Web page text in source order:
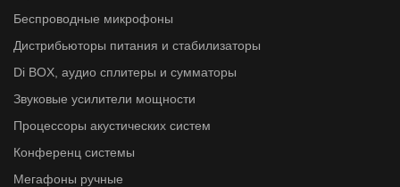
Беспроводные микрофоны
Дистрибьюторы питания и стабилизаторы
Di BOX, аудио сплитеры и сумматоры
Звуковые усилители мощности
Процессоры акустических систем
Конференц системы
Мегафоны ручные